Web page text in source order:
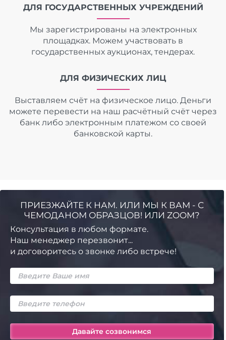
ДЛЯ ГОСУДАРСТВЕННЫХ УЧРЕЖДЕНИЙ
Мы зарегистрированы на электронных
площадках. Можем участвовать в
государственных аукционах, тендерах.
ДЛЯ ФИЗИЧЕСКИХ ЛИЦ
Выставляем счёт на физическое лицо. Деньги
можете перевести на наш расчётный счёт через
банк либо электронным платежом со своей
банковской карты.
ПРИЕЗЖАЙТЕ К НАМ. ИЛИ МЫ К ВАМ - С
ЧЕМОДАНОМ ОБРАЗЦОВ! ИЛИ ZOOM?
Консультация в любом формате.
Наш менеджер перезвонит...
и договоритесь о звонке либо встрече!